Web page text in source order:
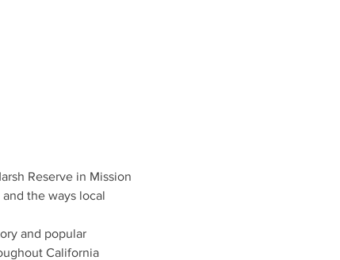
Reserve in Mission
the ways local
and popular
California